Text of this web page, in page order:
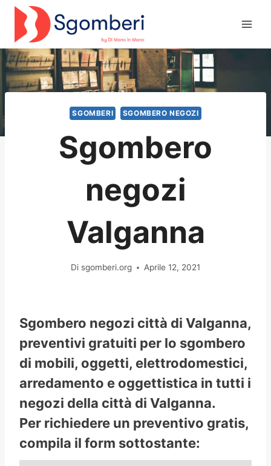
Salta
contenuto
SGOMBERI SGOMBERO NEGOZI
Sgombero
negozi
Valganna
Di sgomberi.org Aprile 12, 2021
Sgombero negozi città di Valganna,
preventivi gratuiti per lo sgombero
di mobili, oggetti, elettrodomestici,
arredamento e oggettistica in tutti i
negozi della città di Valganna.
Per richiedere un preventivo gratis,
compila il form sottostante: